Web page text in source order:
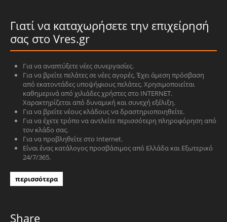
Γιατί να καταχωρήσετε την επιχείρησή
σας στο Vres.gr
Για να αναπτύξετε νέες συνεργασίες.
Για να βρείτε πελάτες σε νέες αγορές. Έχει άμεση πρόσβαση
από εκατοντάδες υποψήφιους πελάτες. Χρησιμοποιείται
καθημερινά από χιλιάδες χρήστες στο INTERNET.
Χαρακτηρίζεται από δυναμική και συνεχή εξέλιξη.
Για να βρείτε νέους κλάδους να δραστηριοποιηθείτε.
Για να έχετε τρόπο να αντλείτε περισσότερη πληροφόρηση από
τον κλάδο σας.
Για να προβληθείτε στο Internet.
Είναι ένας κατάλογος προσβάσιμος από Ελλάδα και Εξωτερικό
24/7/365.
περισσότερα
Share